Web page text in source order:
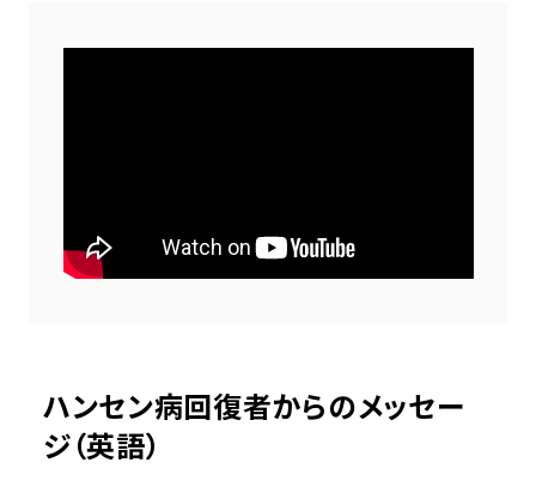
ハンセン病回復者からのメッセー
ジ（英語）